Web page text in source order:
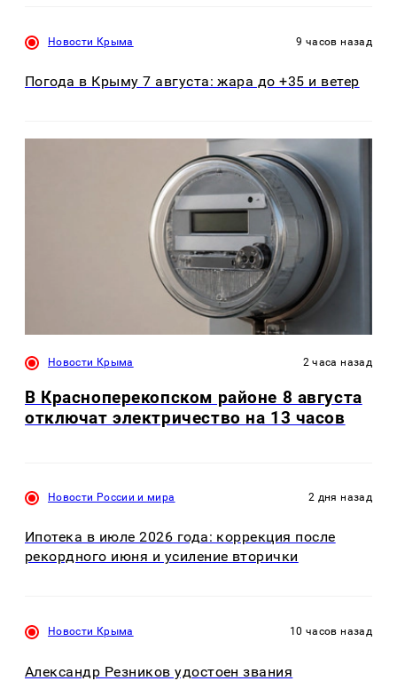
Новости Крыма 9 часов назад
Погода в Крыму 7 августа: жара до +35 и ветер
Новости Крыма 2 часа назад
В Красноперекопском районе 8 августа
отключат электричество на 13 часов
Новости России и мира 2 дня назад
Ипотека в июле 2026 года: коррекция после
рекордного июня и усиление вторички
Новости Крыма 10 часов назад
Александр Резников удостоен звания